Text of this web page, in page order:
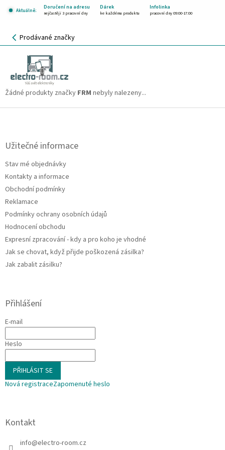
Aktuálně:
Doručení na adresu Dárek Infolinka
nejčastěji 3 pracovní dny ke každému produktu pracovní dny 09:00-17:00
NÁKUPNÍ
KOŠÍK
Prodávané značky
FRM
Žádné produkty značky FRM nebyly nalezeny...
Z
Užitečné informace
Stav mé objednávky
Kontakty a informace
Obchodní podmínky
Reklamace
Podmínky ochrany osobních údajů
Hodnocení obchodu
Expresní zpracování - kdy a pro koho je vhodné
Jak se chovat, když přijde poškozená zásilka?
Jak zabalit zásilku?
Přihlášení
E-mail
Heslo
PŘIHLÁSIT SE
Nová registraceZapomenuté heslo
Kontakt
info@electro-room.cz